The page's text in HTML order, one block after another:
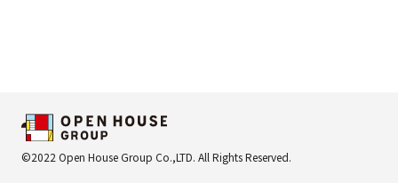
©2022 Open House Group Co.,LTD. All Rights Reserved.